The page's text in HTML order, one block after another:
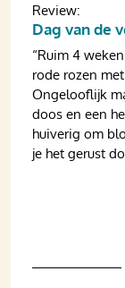
Review:
Dag van de
“Ruim 4
rode rozen
Ongelooflijk
doos en een
huiverig om
je het gerust